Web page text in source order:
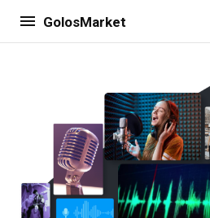
GolosMarket